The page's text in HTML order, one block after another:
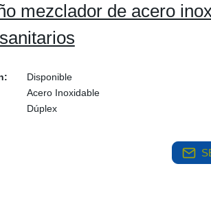
mezclador de acero
Disponible
Acero Inoxidable
Dúplex